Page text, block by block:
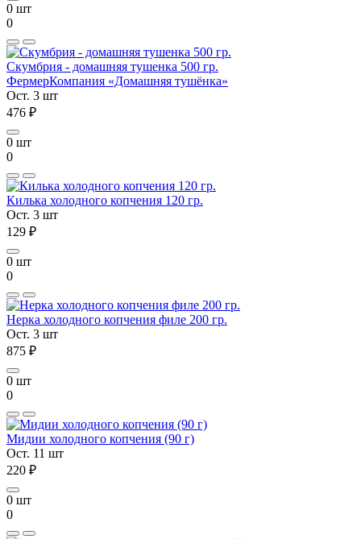
0 шт
0
Скумбрия - домашняя тушенка 500 гр.
ФермерКомпания «Домашняя тушёнка»
Ост. 3 шт
476 ₽
0 шт
0
Килька холодного копчения 120 гр.
Ост. 3 шт
129 ₽
0 шт
0
Нерка холодного копчения филе 200 гр.
Ост. 3 шт
875 ₽
0 шт
0
Мидии холодного копчения (90 г)
Ост. 11 шт
220 ₽
0 шт
0